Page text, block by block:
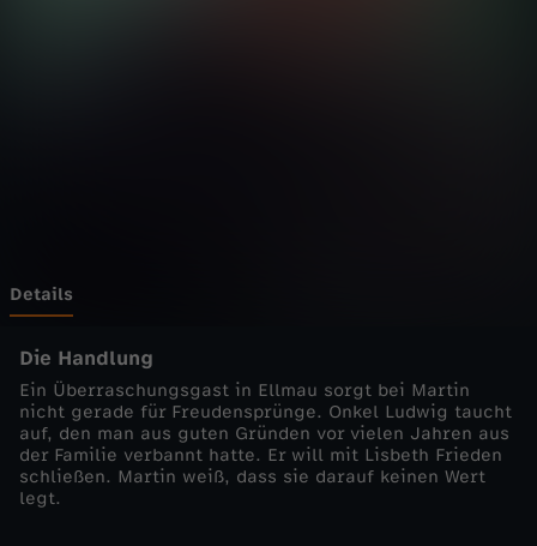
r
-
W
u
Details
Die Handlung
Ein Überraschungsgast in Ellmau sorgt bei Martin
nicht gerade für Freudensprünge. Onkel Ludwig taucht
auf, den man aus guten Gründen vor vielen Jahren aus
der Familie verbannt hatte. Er will mit Lisbeth Frieden
schließen. Martin weiß, dass sie darauf keinen Wert
legt.